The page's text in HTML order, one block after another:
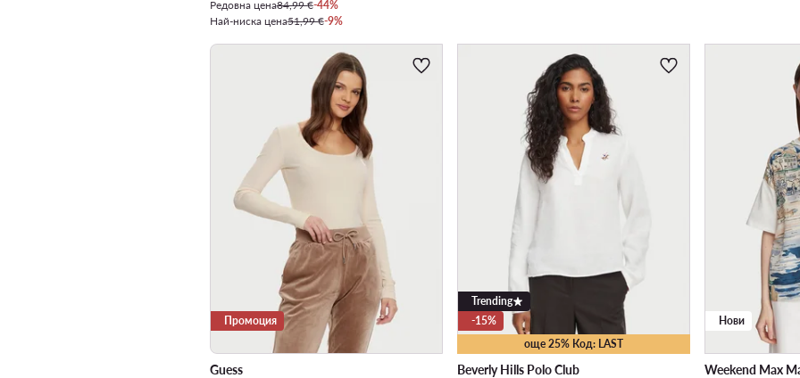
Редовна цена84,99 €-44%
Най-ниска цена51,99 €-9%
Промоция
Guess
още 25% Код: LAST
Trending
-15%
Beverly Hills Polo Club
Нови
Weekend Max